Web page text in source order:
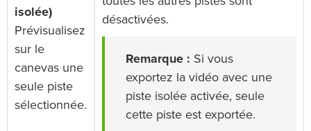
isolée)
Prévisualisez
sur le
canevas une
seule piste
sélectionnée.
désactivées.
Remarque : Si vous
exportez la vidéo avec une
piste isolée activée, seule
cette piste est exportée.